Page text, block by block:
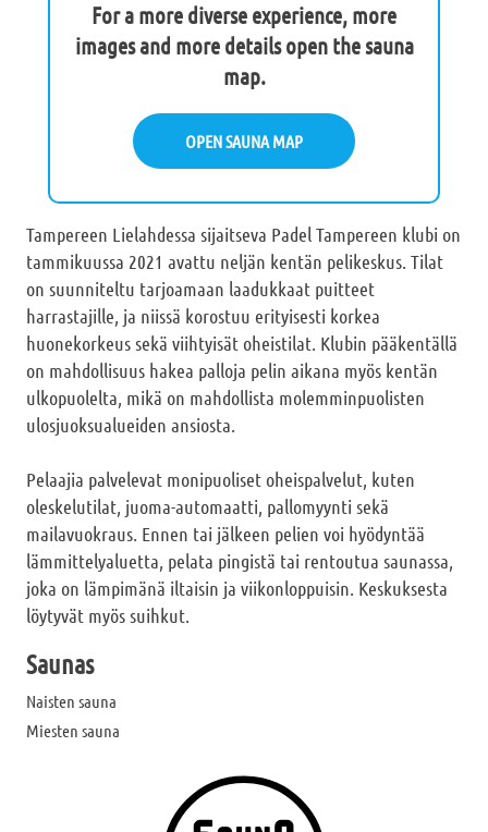
For a more diverse experience, more
images and more details open the sauna
map.
OPEN SAUNA MAP
Tampereen Lielahdessa sijaitseva Padel Tampereen klubi on
tammikuussa 2021 avattu neljän kentän pelikeskus. Tilat
on suunniteltu tarjoamaan laadukkaat puitteet
harrastajille, ja niissä korostuu erityisesti korkea
huonekorkeus sekä viihtyisät oheistilat. Klubin pääkentällä
on mahdollisuus hakea palloja pelin aikana myös kentän
ulkopuolelta, mikä on mahdollista molemminpuolisten
ulosjuoksualueiden ansiosta.
Pelaajia palvelevat monipuoliset oheispalvelut, kuten
oleskelutilat, juoma-automaatti, pallomyynti sekä
mailavuokraus. Ennen tai jälkeen pelien voi hyödyntää
lämmittelyaluetta, pelata pingistä tai rentoutua saunassa,
joka on lämpimänä iltaisin ja viikonloppuisin. Keskuksesta
löytyvät myös suihkut.
Saunas
Naisten sauna
Miesten sauna